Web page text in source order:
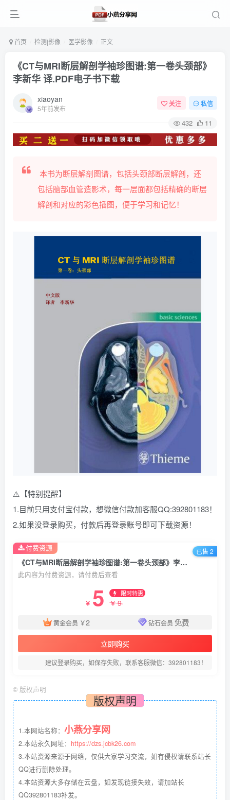
首页 检测|影像 医学影像 正文
《CT与MRI断层解剖学袖珍图谱:第一卷头颈部》
李新华 译.PDF电子书下载
xiaoyan
5年前发布
关注 私信
432 11
本书为断层解剖图谱，包括头颈部断层解剖，还
包括脑部血管造影术，每一层面都包括精确的断层
解剖和对应的彩色插图，便于学习和记忆！
⚠️【特别提醒】
1.目前只用支付宝付款，想微信付款加客服QQ:392801183！
2.如果没登录购买，付款后再登录账号即可下载资源！
《CT与MRI断层解剖学袖珍图谱:第一卷头颈部》李新华 译.PDF电子书下载
此内容为付费资源，请付费后查看
￥ 5 限时特惠
￥9
黄金会员 ￥2 钻石会员 免费
立即购买
建议登录购买，如保存失败，联系客服微信：392801183！
付费资源 已售 2
© 版权声明
版权声明
1.本网站名称： 小燕分享网
2.本站永久网址： https://dzs.jcbk26.com
3.本站资源来源于网络，仅供大家学习交流，如有侵权请联系站长
QQ进行删除处理。
4.本站资源大多存储在云盘，如发现链接失效，请加站长
QQ392801183补发。